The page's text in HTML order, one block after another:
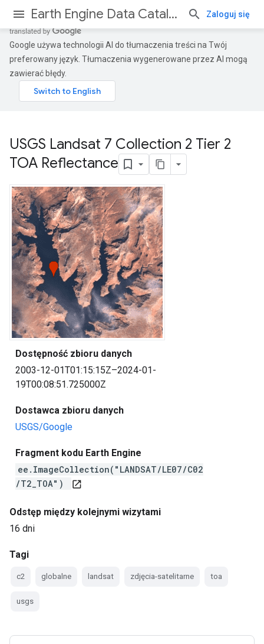
Earth Engine Data Catalog Zaloguj się
Google używa technologii AI do tłumaczenia treści na Twój
preferowany język. Tłumaczenia wygenerowane przez AI mogą
zawierać błędy.
USGS Landsat 7 Collection 2 Tier 2
TOA Reflectance
Dostępność zbioru danych
2003-12-01T01:15:15Z–2024-01-
19T00:08:51.725000Z
Dostawca zbioru danych
USGS/Google
Fragment kodu Earth Engine
ee.ImageCollection("LANDSAT/LE07/C02
/T2_TOA")
open_in_new
Odstęp między kolejnymi wizytami
16 dni
Tagi
c2 globalne landsat zdjęcia-satelitarne toa
usgs